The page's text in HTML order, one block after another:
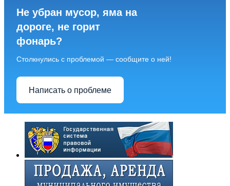
Не убран мусор, яма на
дороге, не горит
фонарь?
Столкнулись с проблемой — сообщите о ней!
Написать о проблеме